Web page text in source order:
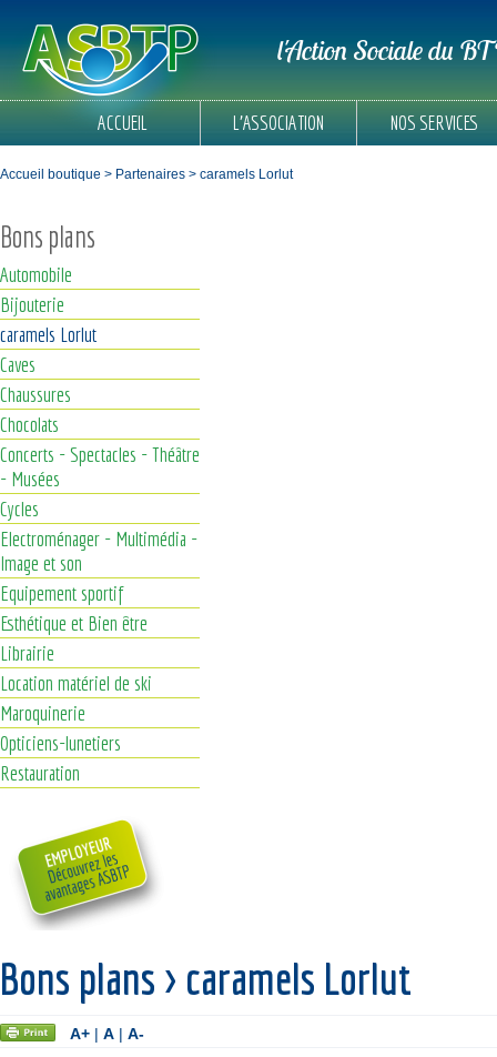
l'Action Sociale du
ACCUEIL L'ASSOCIATION NOS SERVICES
Accueil boutique > Partenaires > caramels Lorlut
Bons plans
Automobile
Bijouterie
caramels Lorlut
Caves
Chaussures
Chocolats
Concerts - Spectacles - Théâtre
- Musées
Cycles
Electroménager - Multimédia -
Image et son
Equipement sportif
Esthétique et Bien être
Librairie
Location matériel de ski
Maroquinerie
Opticiens-lunetiers
Restauration
Bons plans > caramels Lorlut
A+| A| A-